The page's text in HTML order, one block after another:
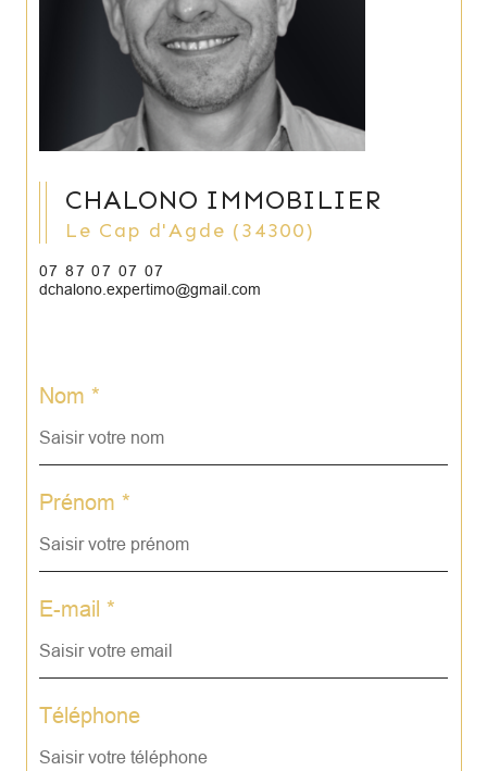
CHALONO IMMOBILIER
Le Cap d'Agde (34300)
07 87 07 07 07
dchalono.expertimo@gmail.com
Nom *
Prénom *
E-mail *
Téléphone